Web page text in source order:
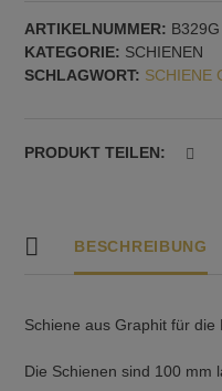
sieben
Formen,
Muster
Menge
ARTIKELNUMMER: B329G
KATEGORIE: SCHIENEN
SCHLAGWORT: SCHIENE
PRODUKT TEILEN:
BESCHREIBUNG
Schiene aus Graphit für die
Die Schienen sind 100 mm